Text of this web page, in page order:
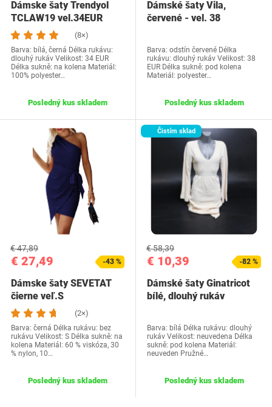
Dámske šaty Trendyol
TCLAW19 vel.34EUR
(8×)
Barva: bílá, černá Délka rukávu:
dlouhý rukáv Velikost: 34 EUR
Délka sukně: na kolena Materiál:
100% polyester…
Posledný kus skladem
Dámské šaty Vila,
červené - vel. 38
Barva: odstín červené Délka
rukávu: dlouhý rukáv Velikost: 38
EUR Délka sukně: pod kolena
Materiál: polyester…
Posledný kus skladem
€ 27,49
€ 47,89
-43 %
Dámske šaty SEVETAT
čierne veľ.S
(2×)
Barva: černá Délka rukávu: bez
rukávu Velikost: S Délka sukně: na
kolena Materiál: 60 % viskóza, 30
% nylon, 10…
Posledný kus skladem
Čistím sklad
€ 10,39
€ 58,39
-82 %
Dámské šaty Ginatricot
bílé, dlouhý rukáv
Barva: bílá Délka rukávu: dlouhý
rukáv Velikost: neuvedena Délka
sukně: pod kolena Materiál:
neuveden Pružné…
Posledný kus skladem